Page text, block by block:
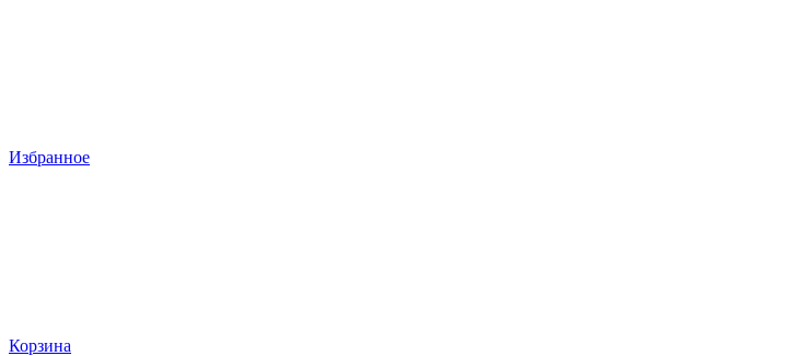
Избранное
Корзина